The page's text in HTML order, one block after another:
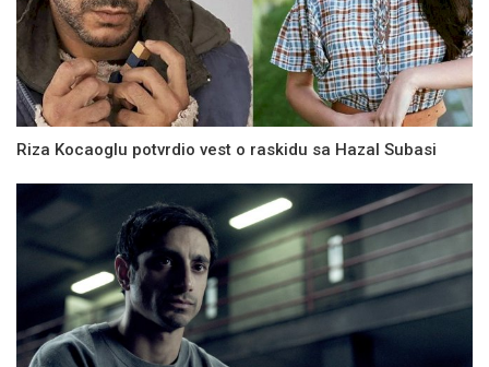
Riza Kocaoglu potvrdio vest o raskidu sa Hazal Subasi